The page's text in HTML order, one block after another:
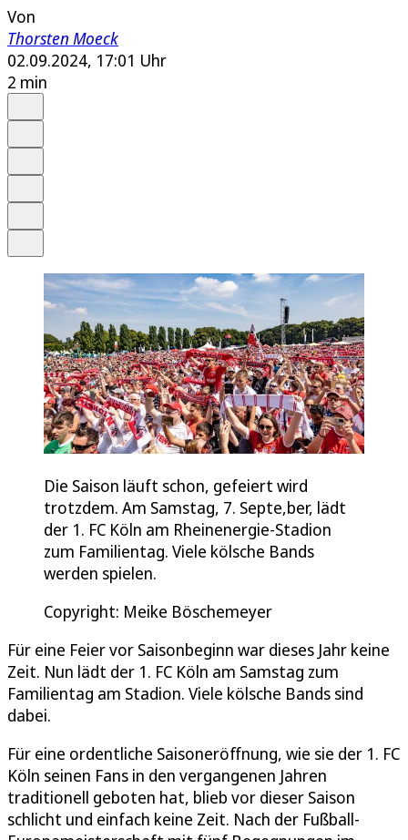
Von
Thorsten Moeck
02.09.2024, 17:01 Uhr
2 min
Die Saison läuft schon, gefeiert wird
trotzdem. Am Samstag, 7. Septe,ber, lädt
der 1. FC Köln am Rheinenergie-Stadion
zum Familientag. Viele kölsche Bands
werden spielen.
Copyright: Meike Böschemeyer
Für eine Feier vor Saisonbeginn war dieses Jahr keine
Zeit. Nun lädt der 1. FC Köln am Samstag zum
Familientag am Stadion. Viele kölsche Bands sind
dabei.
Für eine ordentliche Saisoneröffnung, wie sie der 1. FC
Köln seinen Fans in den vergangenen Jahren
traditionell geboten hat, blieb vor dieser Saison
schlicht und einfach keine Zeit. Nach der Fußball-